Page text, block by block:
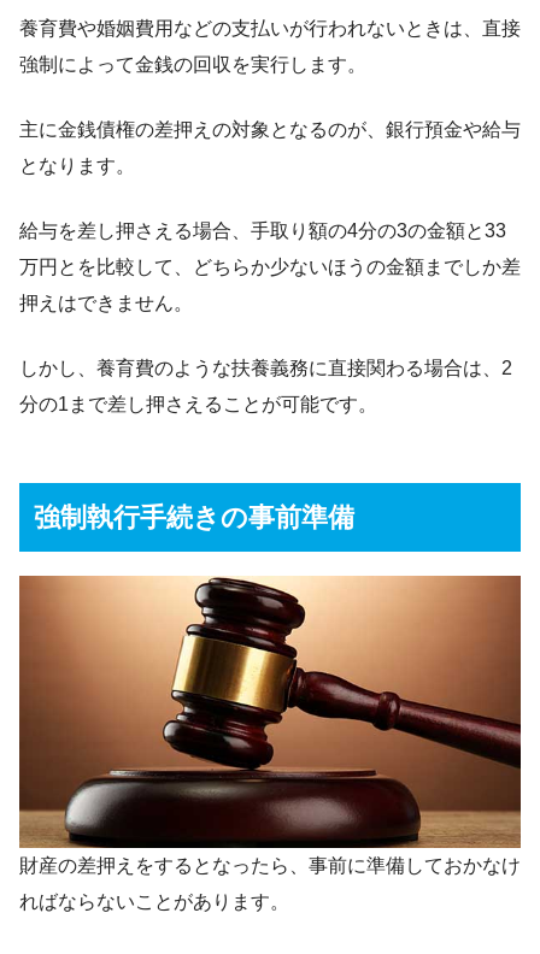
養育費や婚姻費用などの支払いが行われないときは、直接
強制によって金銭の回収を実行します。
主に金銭債権の差押えの対象となるのが、銀行預金や給与
となります。
給与を差し押さえる場合、手取り額の4分の3の金額と33
万円とを比較して、どちらか少ないほうの金額までしか差
押えはできません。
しかし、養育費のような扶養義務に直接関わる場合は、2
分の1まで差し押さえることが可能です。
強制執行手続きの事前準備
財産の差押えをするとなったら、事前に準備しておかなけ
ればならないことがあります。